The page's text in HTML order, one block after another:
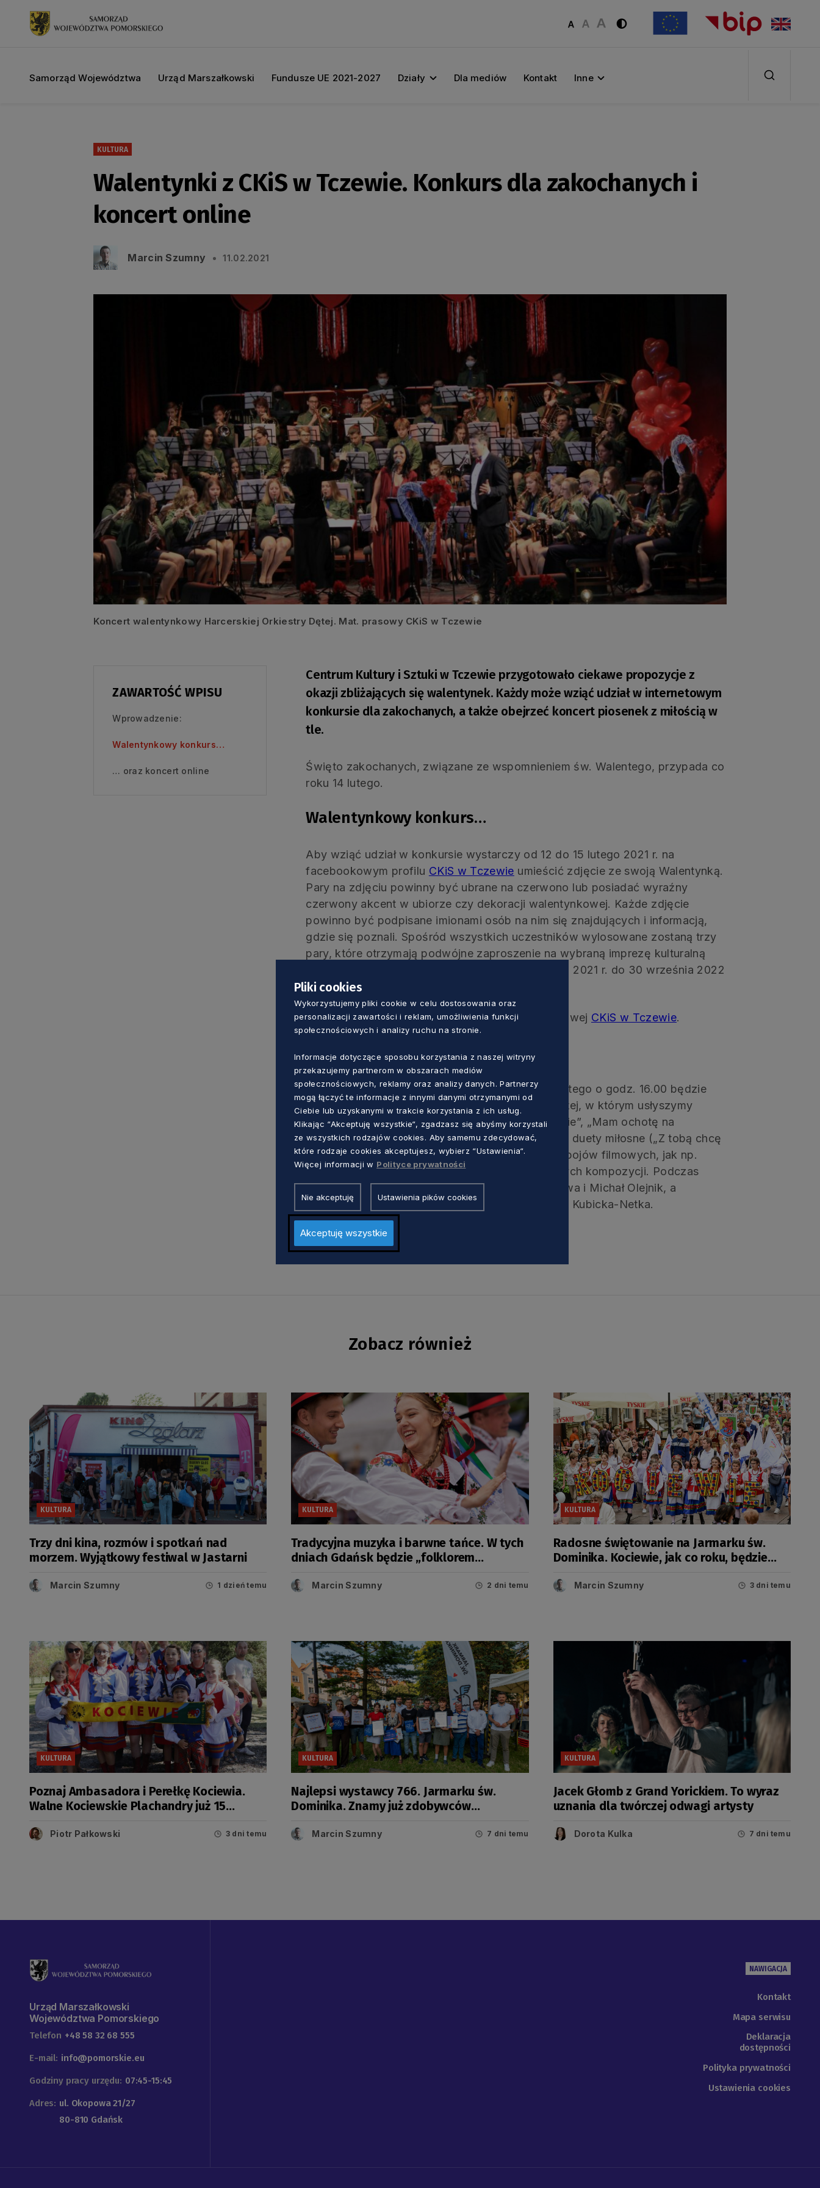
Samorząd Województwa Urząd Marszałkowski Fundusze UE 2021-2027 Działy Dla mediów Kontakt Inne
KULTURA
Walentynki z CKiS w Tczewie. Konkurs dla zakochanych i
koncert online
Marcin Szumny 11.02.2021
Koncert walentynkowy Harcerskiej Orkiestry Dętej. Mat. prasowy CKiS w Tczewie
ZAWARTOŚĆ WPISU
Wprowadzenie:
Walentynkowy konkurs…
… oraz koncert online
Centrum Kultury i Sztuki w Tczewie przygotowało ciekawe propozycje z
okazji zbliżających się walentynek. Każdy może wziąć udział w internetowym
konkursie dla zakochanych, a także obejrzeć koncert piosenek z miłością w
tle.
Święto zakochanych, związane ze wspomnieniem św. Walentego, przypada co
roku 14 lutego.
Walentynkowy konkurs…
Aby wziąć udział w konkursie wystarczy od 12 do 15 lutego 2021 r. na
facebookowym profilu CKiS w Tczewie umieścić zdjęcie ze swoją Walentynką.
Pary na zdjęciu powinny być ubrane na czerwono lub posiadać wyraźny
czerwony akcent w ubiorze czy dekoracji walentynkowej. Każde zdjęcie
powinno być podpisane imionami osób na nim się znajdujących i informacją,
gdzie się poznali. Spośród wszystkich uczestników wylosowane zostaną trzy
pary, które otrzymają podwójne zaproszenie na wybraną imprezę kulturalną
odbywającą się w CKiS w okresie od 30 września 2021 r. do 30 września 2022
r.
Regulamin konkursu dostępny na stronie internetowej CKiS w Tczewie.
… oraz koncert online
Na kanale YouTube CKiS Tczew w niedzielę, 14 lutego o godz. 16.00 będzie
można obejrzeć koncert Harcerskiej Orkiestry Dętej, w którym usłyszymy
polskie piosenki m.in. „Tyle słońca w całym mieście”, „Mam ochotę na
chwileczkę zapomnienia” czy „Niepewność” oraz duety miłosne („Z tobą chcę
oglądać świat”). Nie zabraknie też muzyki z przebojów filmowych, jak np.
„Shallow” z „Narodziny gwiazdy”, oraz oryginalnych kompozycji. Podczas
koncertu zaśpiewają instruktorzy CKiS: Agata Sowa i Michał Olejnik, a
Harcerską Orkiestrę Dętą poprowadzi Magdalena Kubicka-Netka.
Link do transmisji dostępny jest
Zobacz również
KULTURA
Trzy dni kina, rozmów i spotkań nad
morzem. Wyjątkowy festiwal w Jastarni
Marcin Szumny 1 dzień temu
KULTURA
Tradycyjna muzyka i barwne tańce. W tych
dniach Gdańsk będzie „folklorem
Marcin Szumny 2 dni temu
KULTURA
Radosne świętowanie na Jarmarku św.
Dominika. Kociewie, jak co roku, będzie
Marcin Szumny 3 dni temu
KULTURA
Poznaj Ambasadora i Perełkę Kociewia.
Walne Kociewskie Plachandry już 15
Piotr Pałkowski 3 dni temu
KULTURA
Najlepsi wystawcy 766. Jarmarku św.
Dominika. Znamy już zdobywców
Marcin Szumny 7 dni temu
KULTURA
Jacek Głomb z Grand Yorickiem. To wyraz
uznania dla twórczej odwagi artysty
Dorota Kulka 7 dni temu
Urząd Marszałkowski
Województwa Pomorskiego
Telefon +48 58 32 68 555
E-mail: info@pomorskie.eu
Godziny pracy urzędu: 07:45-15:45
Adres: ul. Okopowa 21/27
80-810 Gdańsk
NAWIGACJA
Kontakt
Mapa serwisu
Deklaracja
dostępności
Polityka prywatności
Ustawienia cookies
Pliki cookies
Wykorzystujemy pliki cookie w celu dostosowania oraz
personalizacji zawartości i reklam, umożliwienia funkcji
społecznościowych i analizy ruchu na stronie.
Informacje dotyczące sposobu korzystania z naszej witryny
przekazujemy partnerom w obszarach mediów
społecznościowych, reklamy oraz analizy danych. Partnerzy
mogą łączyć te informacje z innymi danymi otrzymanymi od
Ciebie lub uzyskanymi w trakcie korzystania z ich usług.
Klikając “Akceptuję wszystkie“, zgadzasz się abyśmy korzystali
ze wszystkich rodzajów cookies. Aby samemu zdecydować,
które rodzaje cookies akceptujesz, wybierz “Ustawienia“.
Więcej informacji w Polityce prywatności
Nie akceptuję Ustawienia pików cookies
Akceptuję wszystkie